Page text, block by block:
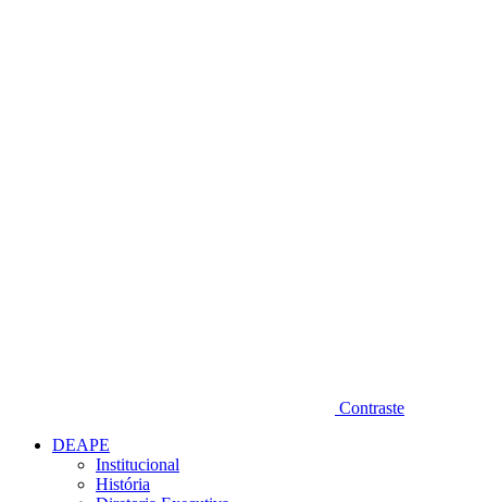
Contraste
DEAPE
Institucional
História